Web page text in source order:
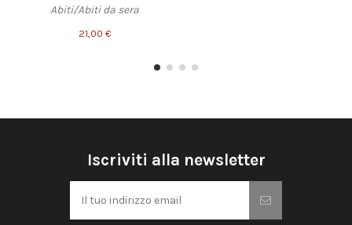
Abiti/Abiti da sera
21,00 €
Iscriviti alla newsletter